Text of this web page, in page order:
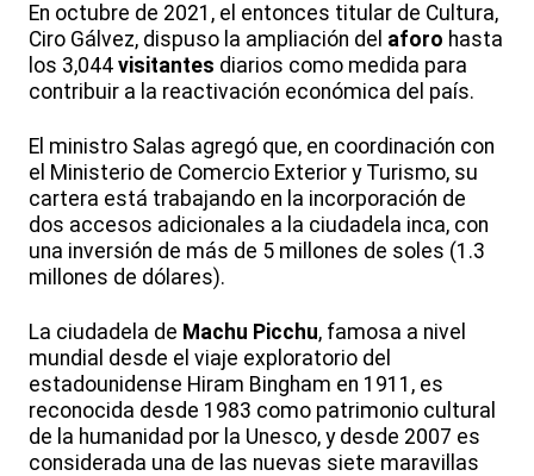
En octubre de 2021, el entonces titular de Cultura,
Ciro Gálvez, dispuso la ampliación del aforo hasta
los 3,044 visitantes diarios como medida para
contribuir a la reactivación económica del país.
El ministro Salas agregó que, en coordinación con
el Ministerio de Comercio Exterior y Turismo, su
cartera está trabajando en la incorporación de
dos accesos adicionales a la ciudadela inca, con
una inversión de más de 5 millones de soles (1.3
millones de dólares).
La ciudadela de Machu Picchu, famosa a nivel
mundial desde el viaje exploratorio del
estadounidense Hiram Bingham en 1911, es
reconocida desde 1983 como patrimonio cultural
de la humanidad por la Unesco, y desde 2007 es
considerada una de las nuevas siete maravillas